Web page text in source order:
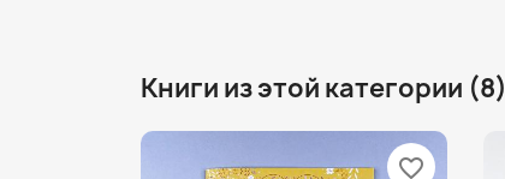
Книги из этой категории (8)
favorite_border